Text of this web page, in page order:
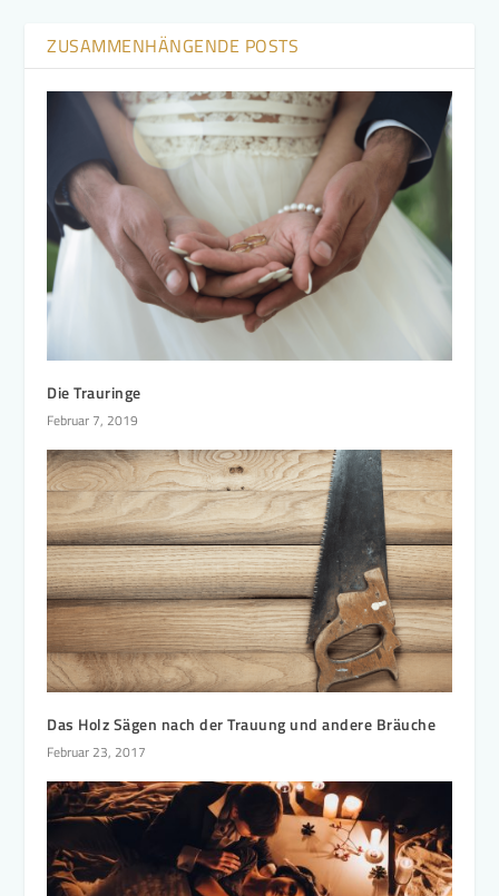
ZUSAMMENHÄNGENDE POSTS
Die Trauringe
Februar 7, 2019
Das Holz Sägen nach der Trauung und andere Bräuche
Februar 23, 2017